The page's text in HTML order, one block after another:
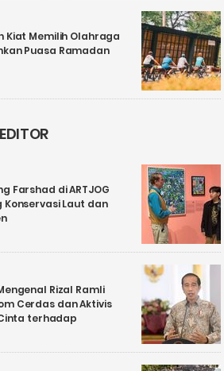
Kiat Memilih Olahraga
Puasa Ramadan
Farshad di ARTJOG
Konservasi Laut dan
Rizal Ramli
Cerdas dan Aktivis
terhadap